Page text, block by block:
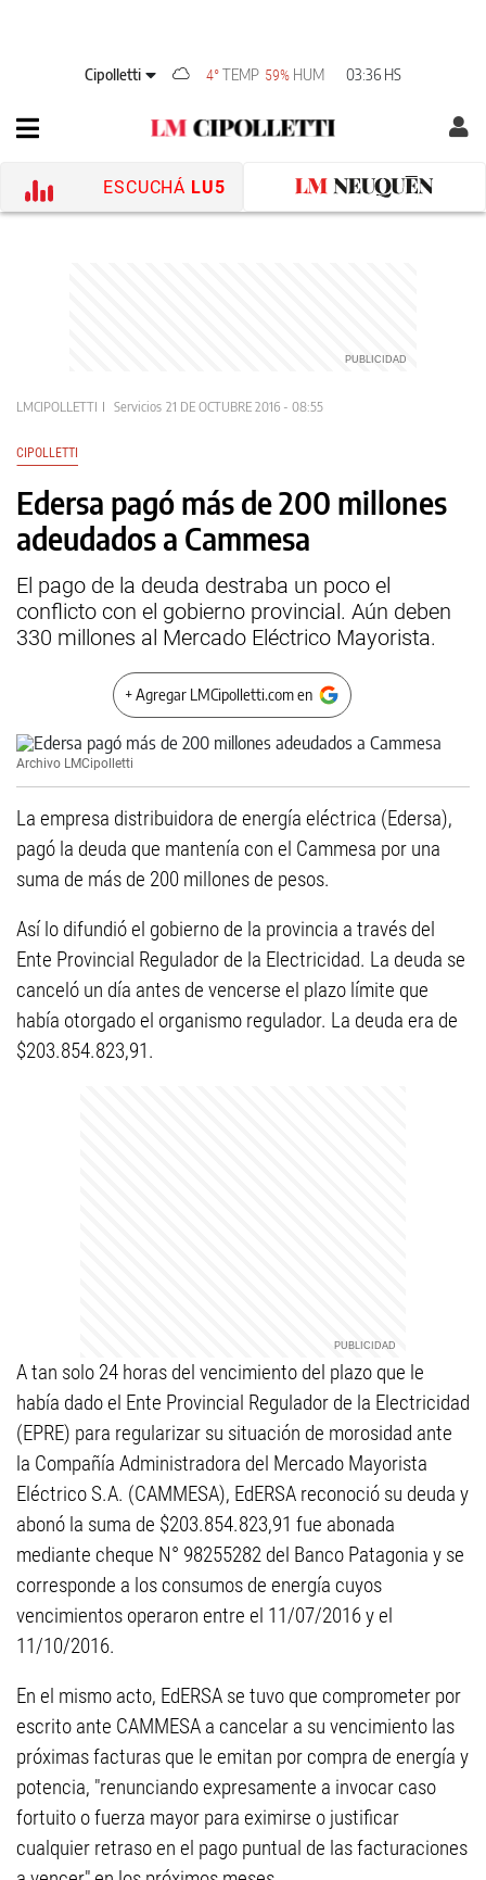
Cipolletti 4°TEMP 59% HUM 03:36 HS
ESCUCHÁ LU5
LMCIPOLLETTI Servicios 21 DE OCTUBRE 2016 - 08:55
CIPOLLETTI
Edersa pagó más de 200 millones
adeudados a Cammesa
El pago de la deuda destraba un poco el
conflicto con el gobierno provincial. Aún deben
330 millones al Mercado Eléctrico Mayorista.
+ Agregar LMCipolletti.com en
Archivo LMCipolletti
La empresa distribuidora de energía eléctrica (Edersa),
pagó la deuda que mantenía con el Cammesa por una
suma de más de 200 millones de pesos.
Así lo difundió el gobierno de la provincia a través del
Ente Provincial Regulador de la Electricidad. La deuda se
canceló un día antes de vencerse el plazo límite que
había otorgado el organismo regulador. La deuda era de
$203.854.823,91.
A tan solo 24 horas del vencimiento del plazo que le
había dado el Ente Provincial Regulador de la Electricidad
(EPRE) para regularizar su situación de morosidad ante
la Compañía Administradora del Mercado Mayorista
Eléctrico S.A. (CAMMESA), EdERSA reconoció su deuda y
abonó la suma de $203.854.823,91 fue abonada
mediante cheque N° 98255282 del Banco Patagonia y se
corresponde a los consumos de energía cuyos
vencimientos operaron entre el 11/07/2016 y el
11/10/2016.
En el mismo acto, EdERSA se tuvo que comprometer por
escrito ante CAMMESA a cancelar a su vencimiento las
próximas facturas que le emitan por compra de energía y
potencia, "renunciando expresamente a invocar caso
fortuito o fuerza mayor para eximirse o justificar
cualquier retraso en el pago puntual de las facturaciones